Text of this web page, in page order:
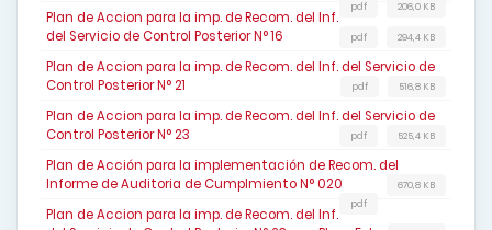
206,0 KB
pdf
Plan de Accion para la imp. de Recom. del Inf.
del Servicio de Control Posterior N° 16
294,4 KB
pdf
Plan de Accion para la imp. de Recom. del Inf. del Servicio de
Control Posterior N° 21
516,8 KB
pdf
Plan de Accion para la imp. de Recom. del Inf. del Servicio de
Control Posterior N° 23
525,4 KB
pdf
Plan de Acción para la implementación de Recom. del
Informe de Auditoria de Cumplmiento N° 020
670,8 KB
pdf
Plan de Accion para la imp. de Recom. del Inf.